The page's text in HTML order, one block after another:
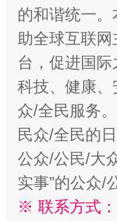
的和谐统一
助全球互联
台，促进国
科技、健康
众/全民服务
民众/全民的
公众/公民/大
实事”的公众/
※ 联系方式：